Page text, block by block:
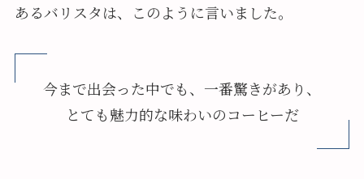
あるバリスタは、このように言いました。
今まで出会った中でも、一番驚きがあり、
とても魅力的な味わいのコーヒーだ